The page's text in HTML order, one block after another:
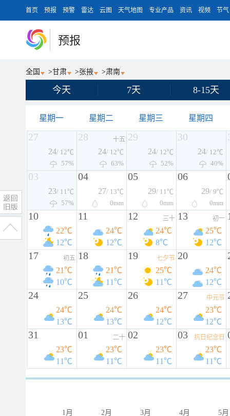
首页 预报 预警 雷达 云图 天气地图 专业产品 资讯 视频 节气
预报
全国 >甘肃 >张掖 >肃南
今天 7天 8-15天
星期一 星期二 星期三 星期四
27
24/ 12℃
57%
28 十五
24/ 12℃
63%
29
24/ 12℃
52%
30
24/ 12℃
40%
03
23/ 11℃
57%
04
27/ 13℃
0mm
05
29/ 11℃
0mm
06
29/ 9℃
0mm
10
22℃
12℃
11
24℃
12℃
12 三十
24℃
8℃
13 初一
25℃
12℃
17 初五
21℃
10℃
18
21℃
11℃
19 七夕节
25℃
11℃
20
24℃
12℃
24
24℃
13℃
25
24℃
13℃
26
24℃
12℃
27 中元节
23℃
12℃
31
23℃
11℃
01 二十
23℃
11℃
02
23℃
11℃
03 抗日纪念日
23℃
11℃
1月 2月 3月 4月 5月